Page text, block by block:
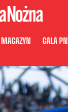
MAGAZYN GALA PN